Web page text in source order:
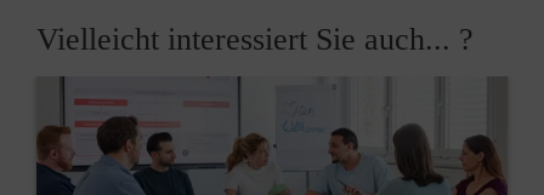
Vielleicht interessiert Sie auch... ?